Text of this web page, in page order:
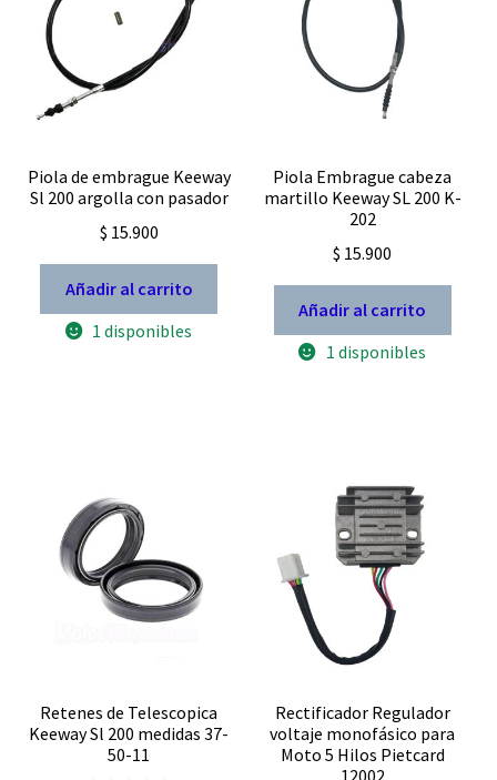
Piola de embrague Keeway
Sl 200 argolla con pasador
$ 15.900
Añadir al carrito
1 disponibles
Piola Embrague cabeza
martillo Keeway SL 200 K-
202
$ 15.900
Añadir al carrito
1 disponibles
Retenes de Telescopica
Keeway Sl 200 medidas 37-
50-11
Rectificador Regulador
voltaje monofásico para
Moto 5 Hilos Pietcard